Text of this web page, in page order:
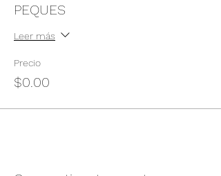
PEQUES
Leer más
Precio
$0.00